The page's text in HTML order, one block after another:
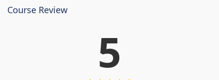
Course Review
5